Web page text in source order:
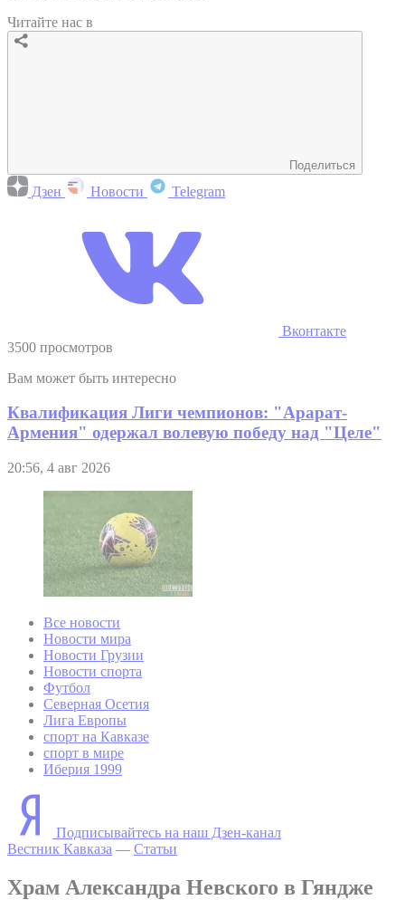
Читайте нас в
Поделиться
Дзен Новости Telegram
Вконтакте
3500 просмотров
Вам может быть интересно
Квалификация Лиги чемпионов: "Арарат-
Армения" одержал волевую победу над "Целе"
20:56, 4 авг 2026
Все новости
Новости мира
Новости Грузии
Новости спорта
Футбол
Северная Осетия
Лига Европы
спорт на Кавказе
спорт в мире
Иберия 1999
Подписывайтесь на наш Дзен-канал
Вестник Кавказа — Статьи
Храм Александра Невского в Гяндже